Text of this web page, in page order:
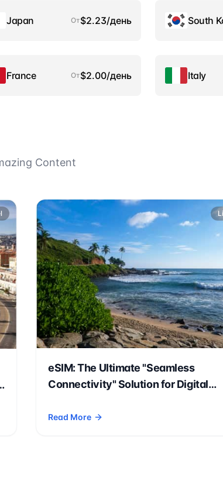
Japan От$2.23/день South
France От$2.00/день Italy
Content
for Europe Travel in 2026
eSIM: The Ultimate "Seamless
Connectivity" Solution for Digital
Expatriates
Read More
- eSIM: The Ultimate "Seamless